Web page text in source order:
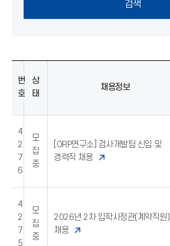
번
호
상
태
채용정보
4
2
7
6
모
집
중
[ORP연구소] 검사개발팀 신입 및
경력직 채용
4
2
7
5
모
집
중
2026년 2차 입학사정관(계약직원)
채용